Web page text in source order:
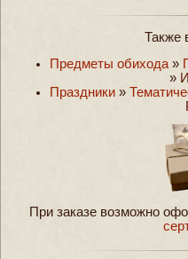
Также
Предметы обихода»
»
Праздники »
При заказе возможно